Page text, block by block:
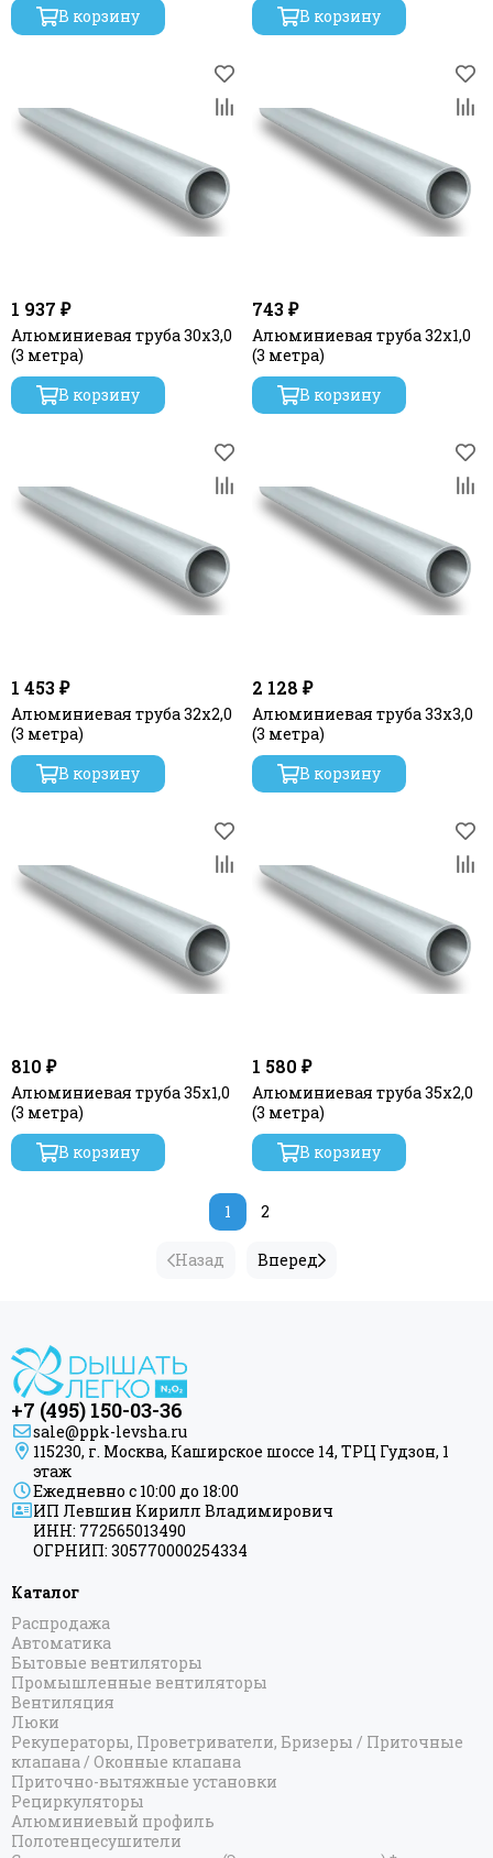
В корзину
В корзину
1 937 ₽
Алюминиевая труба 30x3,0
(3 метра)
В корзину
743 ₽
Алюминиевая труба 32х1,0
(3 метра)
В корзину
1 453 ₽
Алюминиевая труба 32x2,0
(3 метра)
В корзину
2 128 ₽
Алюминиевая труба 33х3,0
(3 метра)
В корзину
810 ₽
Алюминиевая труба 35x1,0
(3 метра)
В корзину
1 580 ₽
Алюминиевая труба 35х2,0
(3 метра)
В корзину
Назад
1 2
Вперед
+7 (495) 150-03-36
sale@ppk-levsha.ru
115230, г. Москва, Каширское шоссе 14, ТРЦ Гудзон, 1
этаж
Ежедневно с 10:00 до 18:00
ИП Левшин Кирилл Владимирович
ИНН: 772565013490
ОГРНИП: 305770000254334
Каталог
Распродажа
Автоматика
Бытовые вентиляторы
Промышленные вентиляторы
Вентиляция
Люки
Рекуператоры, Проветриватели, Бризеры / Приточные
клапана / Оконные клапана
Приточно-вытяжные установки
Рециркуляторы
Алюминиевый профиль
Полотенцесушители